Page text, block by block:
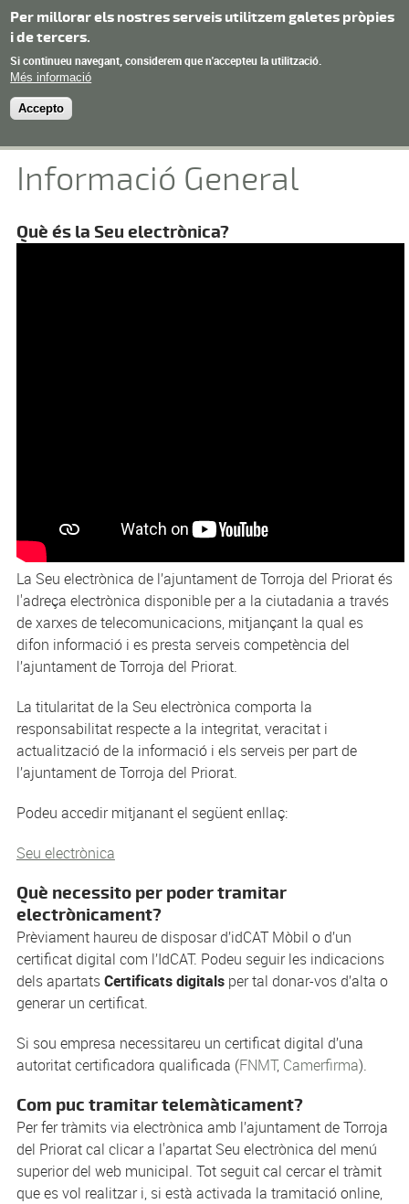
Per millorar els nostres serveis utilitzem galetes pròpies
i de tercers.
Si continueu navegant, considerem que n'accepteu la utilització.
Més informació
Accepto
Vés al contingut
Ajuntament de
Informació General
Què és la Seu electrònica?
La Seu electrònica de l’ajuntament de Torroja del Priorat és
l'adreça electrònica disponible per a la ciutadania a través
de xarxes de telecomunicacions, mitjançant la qual es
difon informació i es presta serveis competència del
l’ajuntament de Torroja del Priorat.
La titularitat de la Seu electrònica comporta la
responsabilitat respecte a la integritat, veracitat i
actualització de la informació i els serveis per part de
l’ajuntament de Torroja del Priorat.
Podeu accedir mitjanant el següent enllaç:
Seu electrònica
Què necessito per poder tramitar
electrònicament?
Prèviament haureu de disposar d’idCAT Mòbil o d’un
certificat digital com l’IdCAT. Podeu seguir les indicacions
dels apartatsCertificats digitalsper tal donar-vos d’alta o
generar un certificat.
Si sou empresa necessitareu un certificat digital d’una
autoritat certificadora qualificada (FNMT, Camerfirma).
Com puc tramitar telemàticament?
Per fer tràmits via electrònica amb l’ajuntament de Torroja
del Priorat cal clicar a l'apartat Seu electrònica del menú
superior del web municipal. Tot seguit cal cercar el tràmit
que es vol realitzar i, si està activada la tramitació online,